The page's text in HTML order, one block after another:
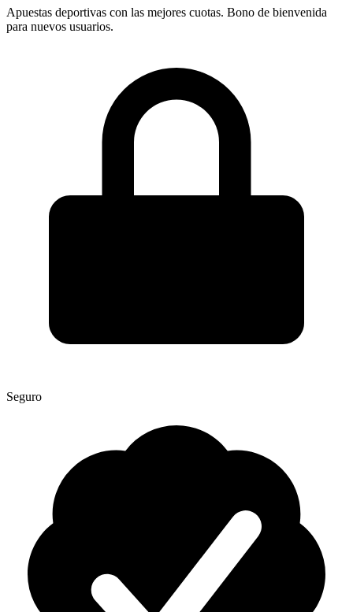
Apuestas deportivas con las mejores cuotas. Bono de bienvenida
para nuevos usuarios.
Seguro